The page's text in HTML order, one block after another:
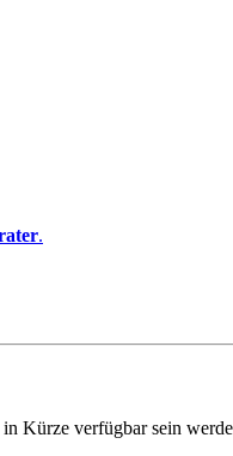
.
Kürze verfügbar sein